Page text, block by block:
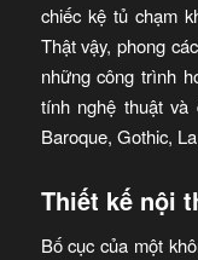
chiếc kệ tủ chạm
Thật vậy, phong
những công trình
tính nghệ thuật
Baroque, Gothic,
Thiết kế nội
Bố cục của một